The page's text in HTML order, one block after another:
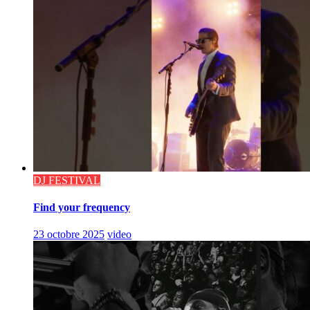
DJ FESTIVAL
Find your frequency
23 octobre 2025 video